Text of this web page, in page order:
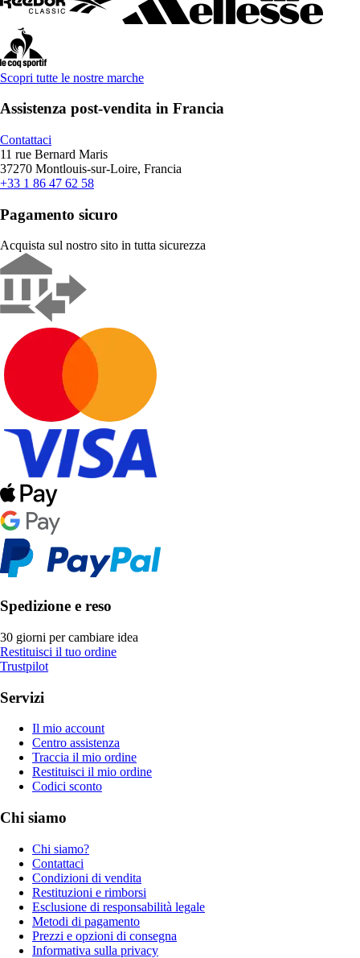
Scopri tutte le nostre marche
Assistenza post-vendita in Francia
Contattaci
11 rue Bernard Maris
37270 Montlouis-sur-Loire, Francia
+33 1 86 47 62 58
Pagamento sicuro
Acquista sul nostro sito in tutta sicurezza
Spedizione e reso
30 giorni per cambiare idea
Restituisci il tuo ordine
Trustpilot
Servizi
Il mio account
Centro assistenza
Traccia il mio ordine
Restituisci il mio ordine
Codici sconto
Chi siamo
Chi siamo?
Contattaci
Condizioni di vendita
Restituzioni e rimborsi
Esclusione di responsabilità legale
Metodi di pagamento
Prezzi e opzioni di consegna
Informativa sulla privacy